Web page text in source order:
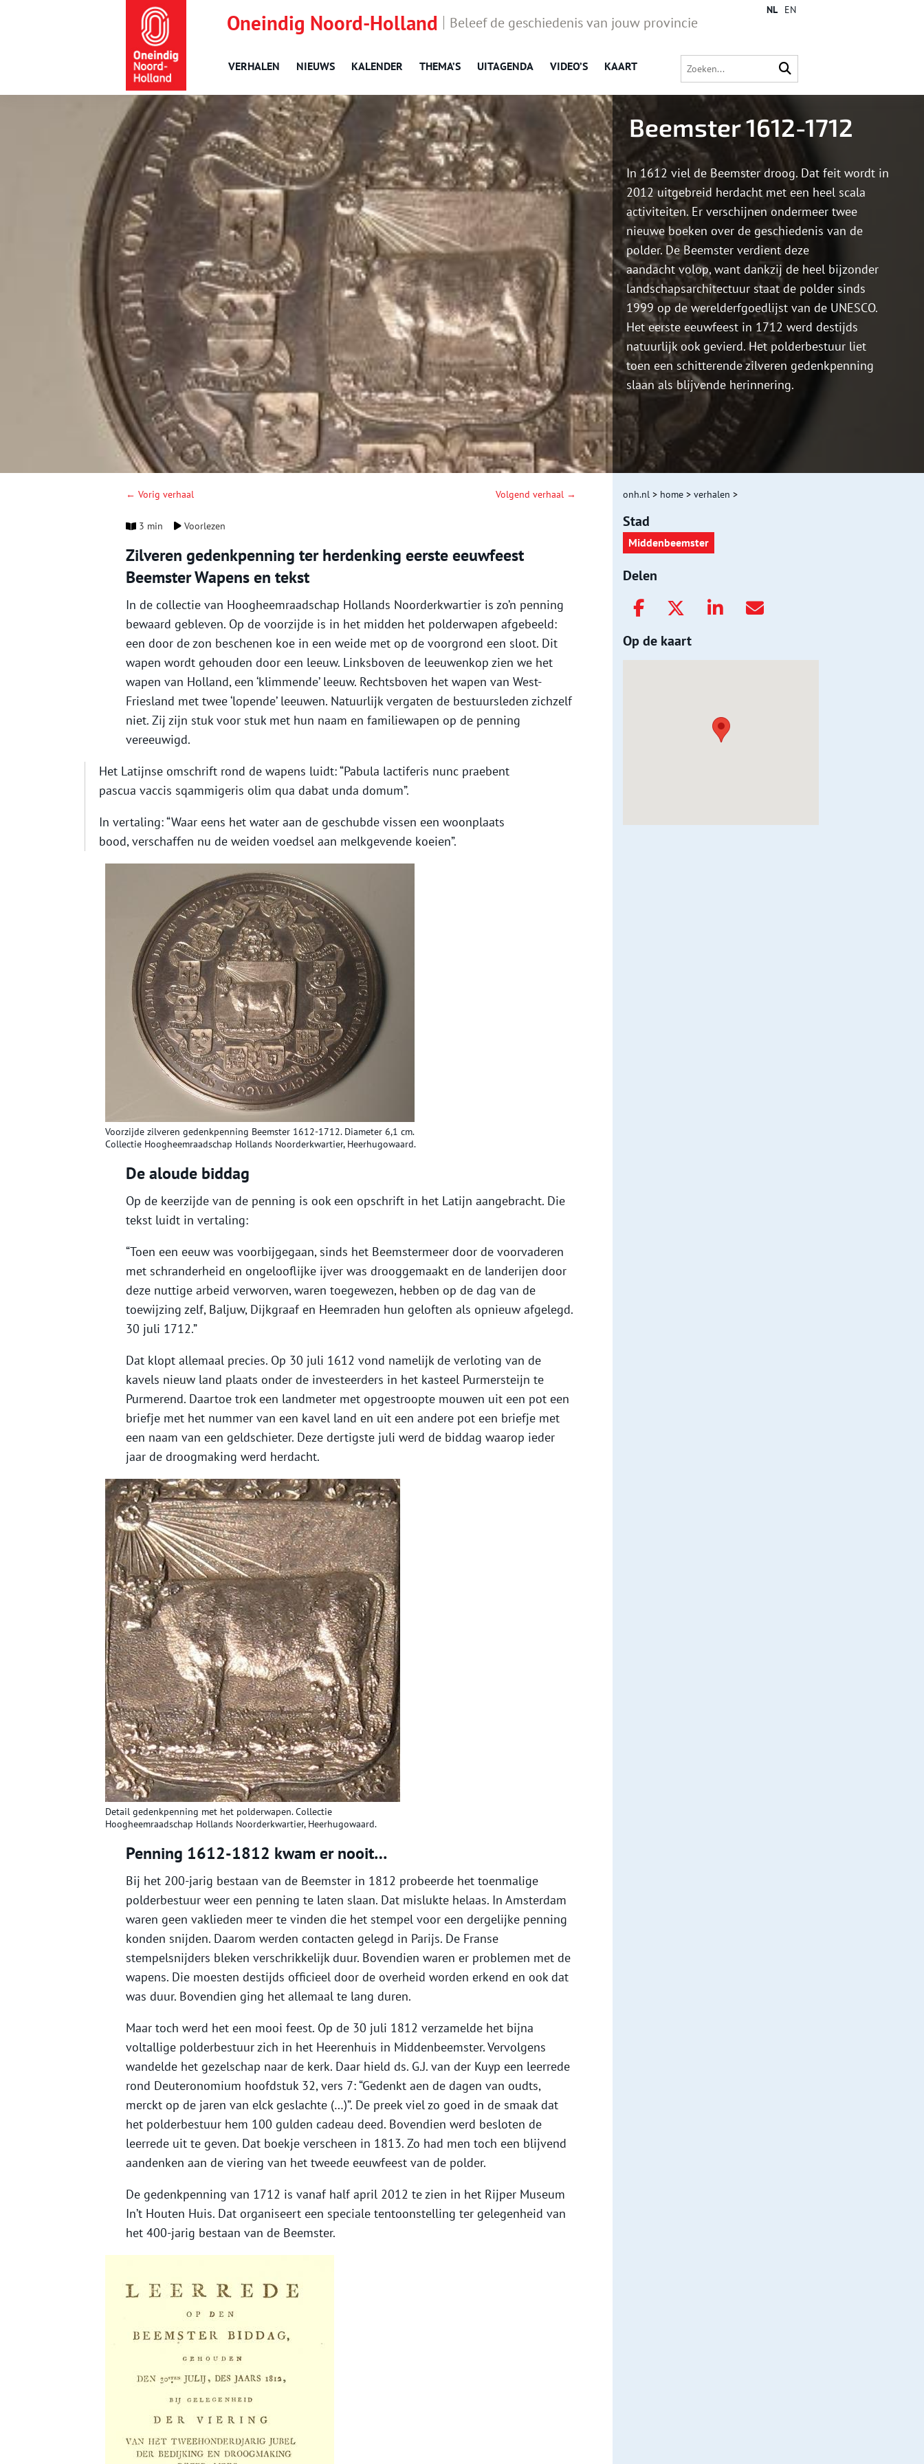
Oneindig Noord-Holland Beleef de geschiedenis van jouw provincie
VERHALEN NIEUWS KALENDER THEMA’S UITAGENDA VIDEO’S KAART
NL EN
Beemster 1612-1712
In 1612 viel de Beemster droog. Dat feit wordt in
2012 uitgebreid herdacht met een heel scala
activiteiten. Er verschijnen ondermeer twee
nieuwe boeken over de geschiedenis van de
polder. De Beemster verdient deze
aandacht volop, want dankzij de heel bijzonder
landschapsarchitectuur staat de polder sinds
1999 op de werelderfgoedlijst van de UNESCO.
Het eerste eeuwfeest in 1712 werd destijds
natuurlijk ook gevierd. Het polderbestuur liet
toen een schitterende zilveren gedenkpenning
slaan als blijvende herinnering.
← Vorig verhaal Volgend verhaal →
3 min Voorlezen
Zilveren gedenkpenning ter herdenking eerste eeuwfeest
Beemster Wapens en tekst
In de collectie van Hoogheemraadschap Hollands Noorderkwartier is zo’n penning
bewaard gebleven. Op de voorzijde is in het midden het polderwapen afgebeeld:
een door de zon beschenen koe in een weide met op de voorgrond een sloot. Dit
wapen wordt gehouden door een leeuw. Linksboven de leeuwenkop zien we het
wapen van Holland, een ‘klimmende’ leeuw. Rechtsboven het wapen van West-
Friesland met twee ‘lopende’ leeuwen. Natuurlijk vergaten de bestuursleden zichzelf
niet. Zij zijn stuk voor stuk met hun naam en familiewapen op de penning
vereeuwigd.
Het Latijnse omschrift rond de wapens luidt: “Pabula lactiferis nunc praebent
pascua vaccis sqammigeris olim qua dabat unda domum”.
In vertaling: “Waar eens het water aan de geschubde vissen een woonplaats
bood, verschaffen nu de weiden voedsel aan melkgevende koeien”.
Voorzijde zilveren gedenkpenning Beemster 1612-1712. Diameter 6,1 cm.
Collectie Hoogheemraadschap Hollands Noorderkwartier, Heerhugowaard.
De aloude biddag
Op de keerzijde van de penning is ook een opschrift in het Latijn aangebracht. Die
tekst luidt in vertaling:
“Toen een eeuw was voorbijgegaan, sinds het Beemstermeer door de voorvaderen
met schranderheid en ongelooflijke ijver was drooggemaakt en de landerijen door
deze nuttige arbeid verworven, waren toegewezen, hebben op de dag van de
toewijzing zelf, Baljuw, Dijkgraaf en Heemraden hun geloften als opnieuw afgelegd.
30 juli 1712.”
Dat klopt allemaal precies. Op 30 juli 1612 vond namelijk de verloting van de
kavels nieuw land plaats onder de investeerders in het kasteel Purmersteijn te
Purmerend. Daartoe trok een landmeter met opgestroopte mouwen uit een pot een
briefje met het nummer van een kavel land en uit een andere pot een briefje met
een naam van een geldschieter. Deze dertigste juli werd de biddag waarop ieder
jaar de droogmaking werd herdacht.
Detail gedenkpenning met het polderwapen. Collectie
Hoogheemraadschap Hollands Noorderkwartier, Heerhugowaard.
Penning 1612-1812 kwam er nooit…
Bij het 200-jarig bestaan van de Beemster in 1812 probeerde het toenmalige
polderbestuur weer een penning te laten slaan. Dat mislukte helaas. In Amsterdam
waren geen vaklieden meer te vinden die het stempel voor een dergelijke penning
konden snijden. Daarom werden contacten gelegd in Parijs. De Franse
stempelsnijders bleken verschrikkelijk duur. Bovendien waren er problemen met de
wapens. Die moesten destijds officieel door de overheid worden erkend en ook dat
was duur. Bovendien ging het allemaal te lang duren.
Maar toch werd het een mooi feest. Op de 30 juli 1812 verzamelde het bijna
voltallige polderbestuur zich in het Heerenhuis in Middenbeemster. Vervolgens
wandelde het gezelschap naar de kerk. Daar hield ds. G.J. van der Kuyp een leerrede
rond Deuteronomium hoofdstuk 32, vers 7: “Gedenkt aen de dagen van oudts,
merckt op de jaren van elck geslachte (…)”. De preek viel zo goed in de smaak dat
het polderbestuur hem 100 gulden cadeau deed. Bovendien werd besloten de
leerrede uit te geven. Dat boekje verscheen in 1813. Zo had men toch een blijvend
aandenken aan de viering van het tweede eeuwfeest van de polder.
De gedenkpenning van 1712 is vanaf half april 2012 te zien in het Rijper Museum
In’t Houten Huis. Dat organiseert een speciale tentoonstelling ter gelegenheid van
het 400-jarig bestaan van de Beemster.
onh.nl > home > verhalen >
Stad
Middenbeemster
Delen
Op de kaart